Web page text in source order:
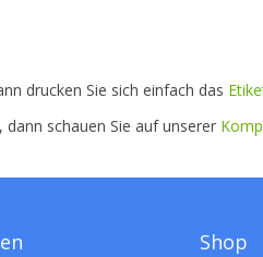
drucken Sie sich einfach das
schauen Sie auf unserer
Shop